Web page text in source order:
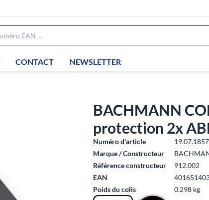
CONTACT NEWSLETTER
BACHMANN
protection 2x
Numéro d'article
19.07.1857
Marque / Constructeur
Référence constructeur
912.002
EAN
Poids du colis
0.298 kg